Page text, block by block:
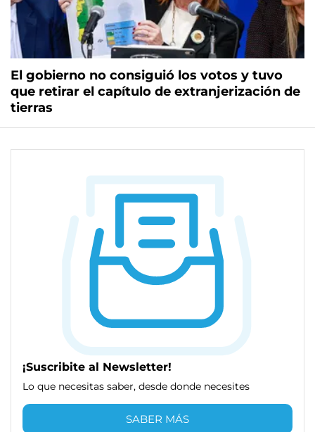
El gobierno no consiguió los votos y tuvo
que retirar el capítulo de extranjerización de
tierras
¡Suscribite al Newsletter!
Lo que necesitas saber, desde donde necesites
SABER MÁS